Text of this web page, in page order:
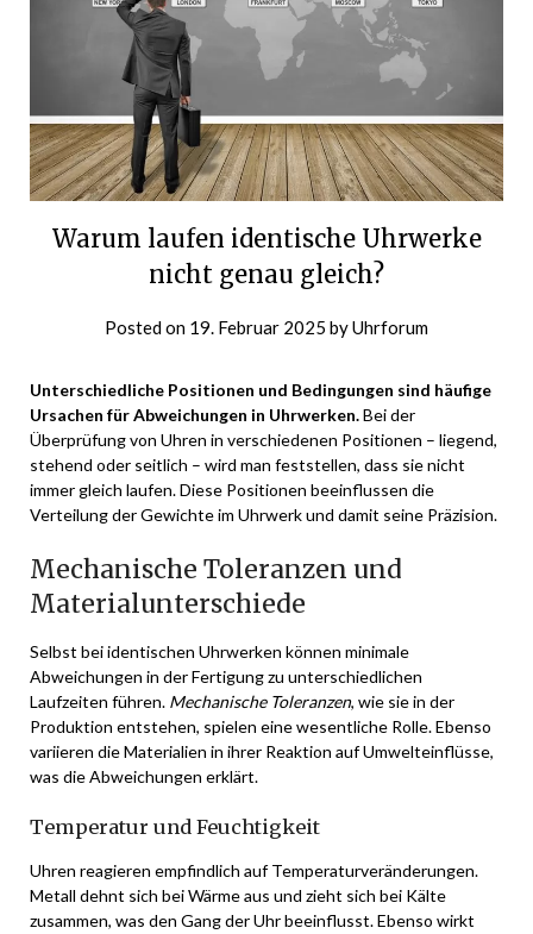
Warum laufen identische Uhrwerke
nicht genau gleich?
Posted on 19. Februar 2025 byUhrforum
Unterschiedliche Positionen und Bedingungen sind häufige
Ursachen für Abweichungen in Uhrwerken.Bei der
Überprüfung von Uhren in verschiedenen Positionen – liegend,
stehend oder seitlich – wird man feststellen, dass sie nicht
immer gleich laufen. Diese Positionen beeinflussen die
Verteilung der Gewichte im Uhrwerk und damit seine Präzision.
Mechanische Toleranzen und
Materialunterschiede
Selbst bei identischen Uhrwerken können minimale
Abweichungen in der Fertigung zu unterschiedlichen
Laufzeiten führen. Mechanische Toleranzen, wie sie in der
Produktion entstehen, spielen eine wesentliche Rolle. Ebenso
variieren die Materialien in ihrer Reaktion auf Umwelteinflüsse,
was die Abweichungen erklärt.
Temperatur und Feuchtigkeit
Uhren reagieren empfindlich auf Temperaturveränderungen.
Metall dehnt sich bei Wärme aus und zieht sich bei Kälte
zusammen, was den Gang der Uhr beeinflusst. Ebenso wirkt